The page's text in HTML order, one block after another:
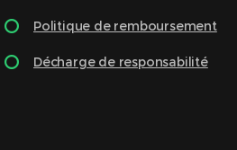
Politique de remboursement
Décharge de responsabilité